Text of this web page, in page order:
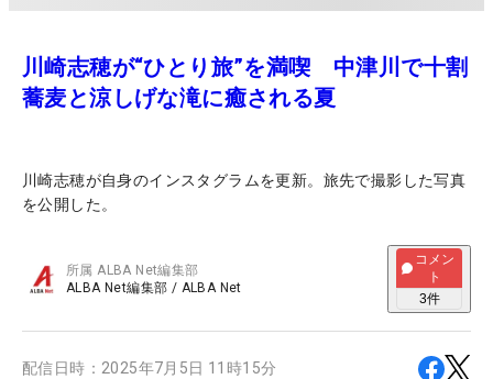
川崎志穂が“ひとり旅”を満喫 中津川で十割
蕎麦と涼しげな滝に癒される夏
川崎志穂が自身のインスタグラムを更新。旅先で撮影した写真
を公開した。
所属ALBA Net編集部
ALBA Net編集部 / ALBA Net
コメン
ト
3件
配信日時： 2025年7月5日 11時15分